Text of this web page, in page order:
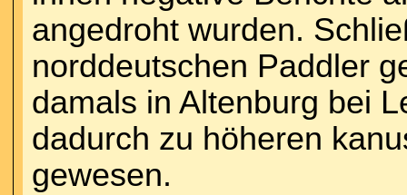
angedroht wurden.
norddeutschen Paddler
damals in Altenburg bei
dadurch zu höheren
gewesen.